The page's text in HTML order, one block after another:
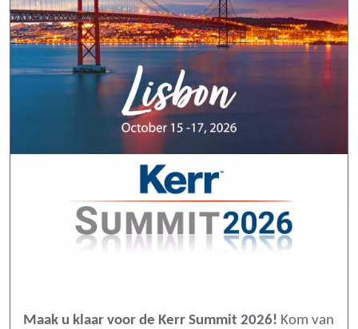
Maak u klaar voor de Kerr Summit 2026! Kom van